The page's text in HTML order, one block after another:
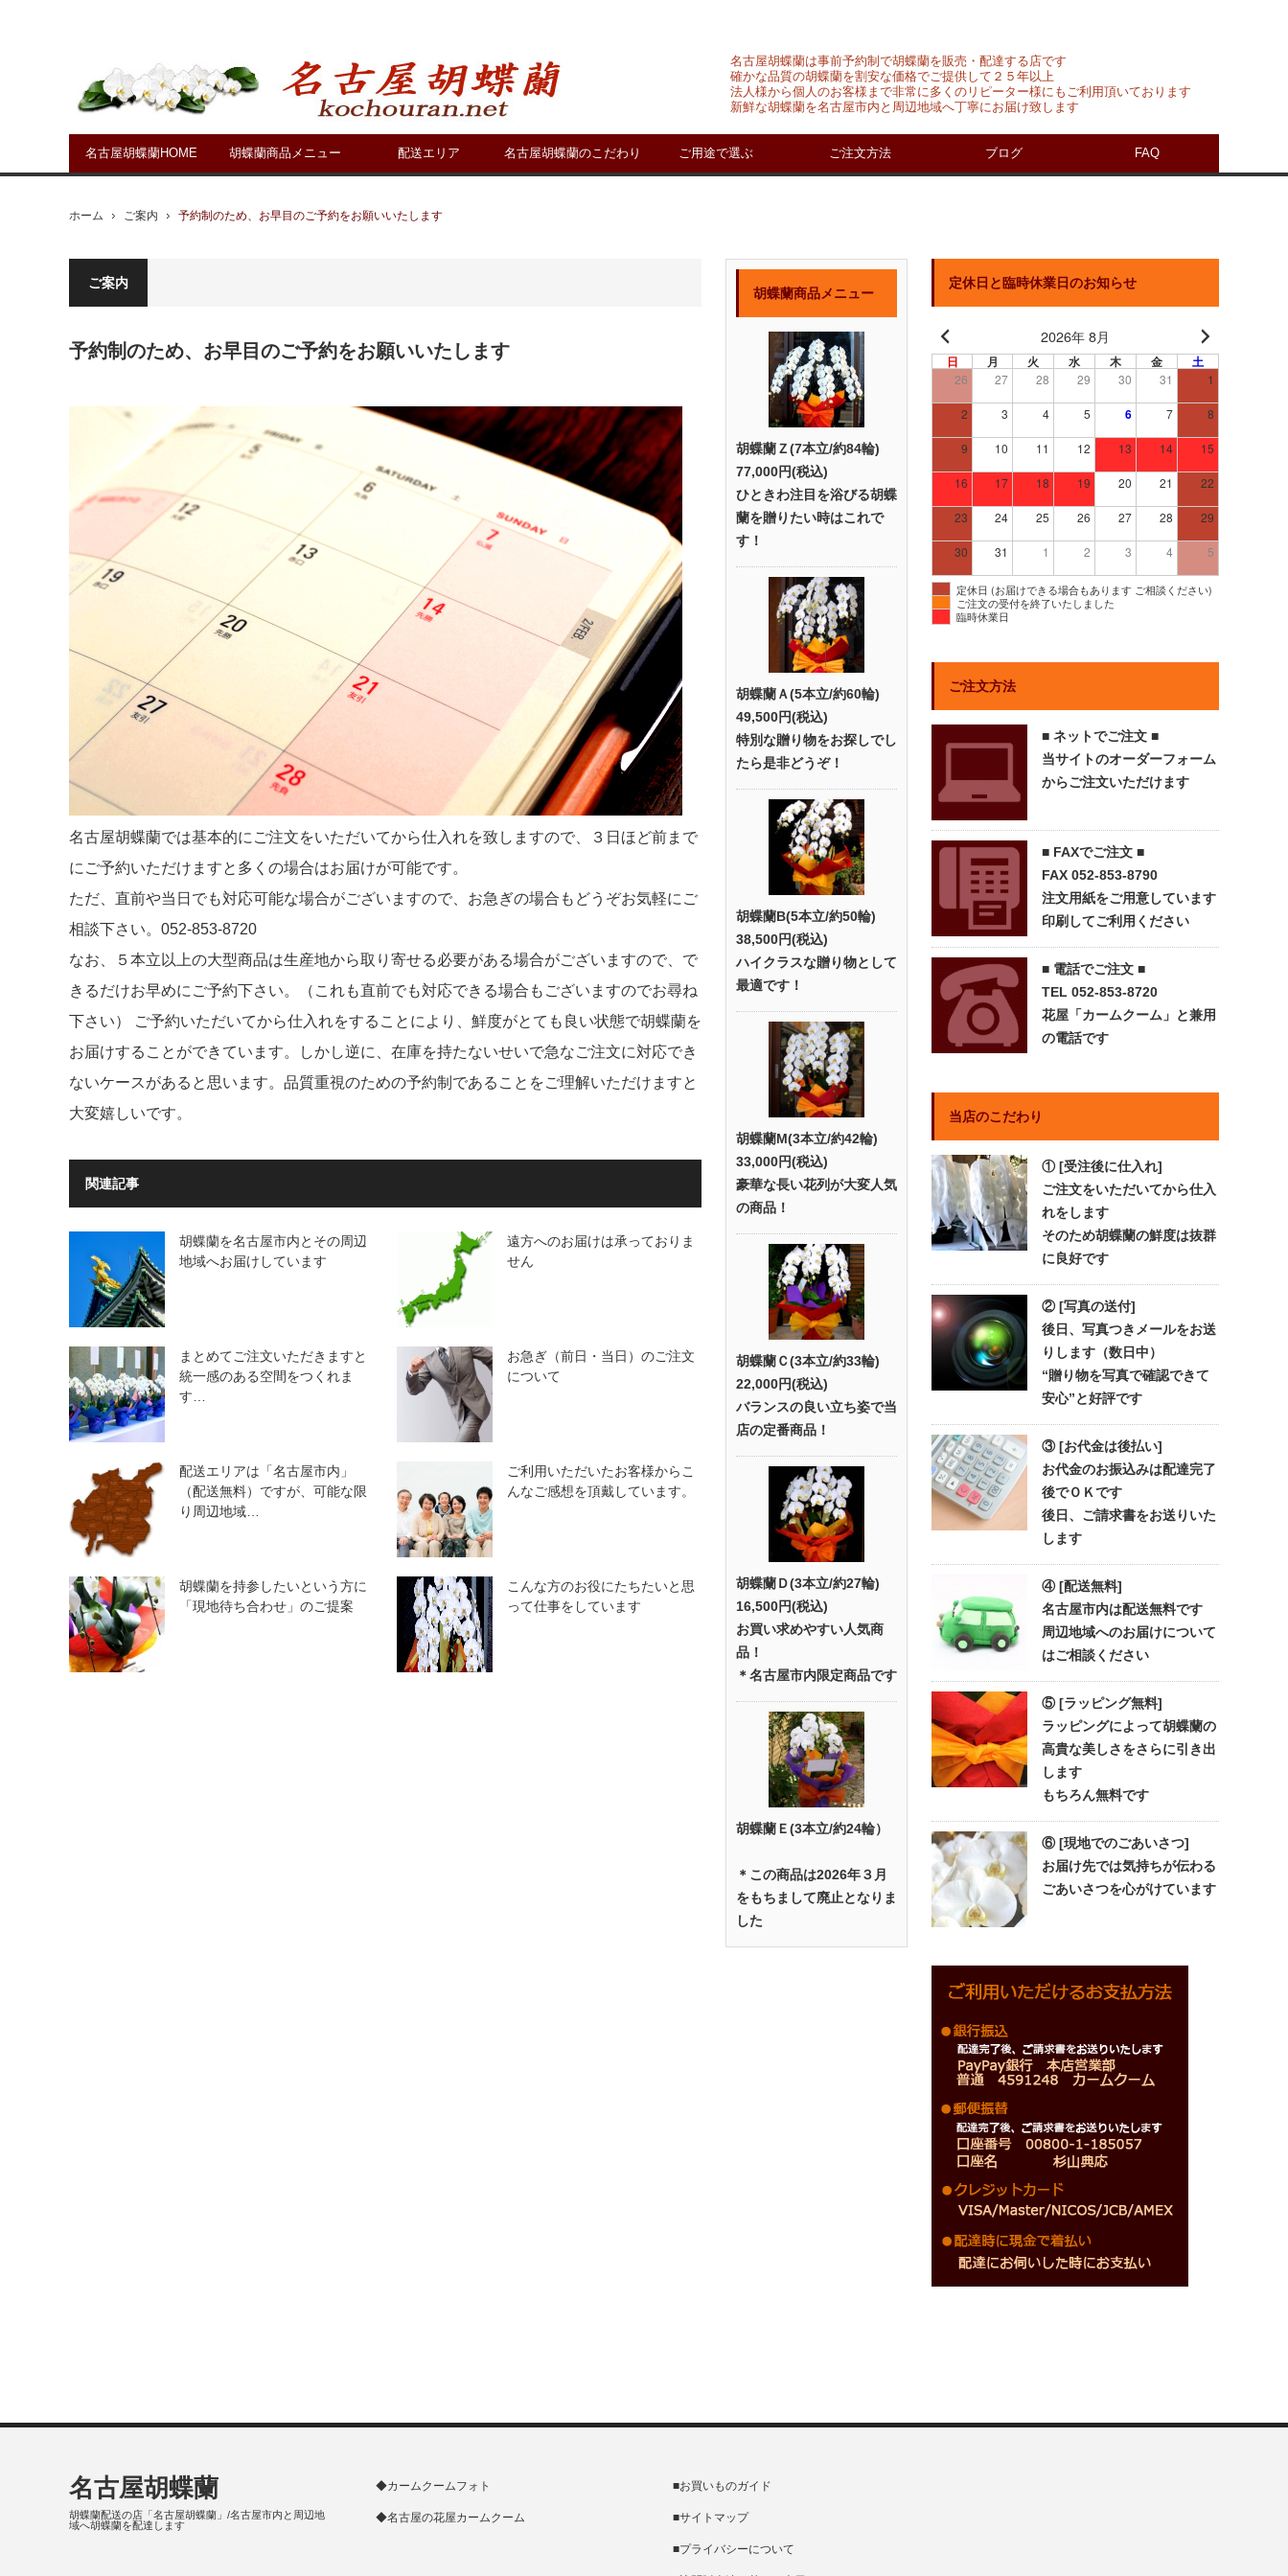
名古屋胡蝶蘭HOME 胡蝶蘭商品メニュー 配送エリア 名古屋胡蝶蘭のこだわり ご用途で選ぶ ご注文方法 ブログ FAQ
名古屋胡蝶蘭は事前予約制で胡蝶蘭を販売・配達する店です
確かな品質の胡蝶蘭を割安な価格でご提供して２５年以上
法人様から個人のお客様まで非常に多くのリピーター様にもご利用頂いております
新鮮な胡蝶蘭を名古屋市内と周辺地域へ丁寧にお届け致します
ホーム ご案内 予約制のため、お早目のご予約をお願いいたします
ご案内
予約制のため、お早目のご予約をお願いいたします
名古屋胡蝶蘭では基本的にご注文をいただいてから仕入れを致しますので、３日ほど前まで
にご予約いただけますと多くの場合はお届けが可能です。
ただ、直前や当日でも対応可能な場合がございますので、お急ぎの場合もどうぞお気軽にご
相談下さい。052-853-8720
なお、５本立以上の大型商品は生産地から取り寄せる必要がある場合がございますので、で
きるだけお早めにご予約下さい。（これも直前でも対応できる場合もございますのでお尋ね
下さい） ご予約いただいてから仕入れをすることにより、鮮度がとても良い状態で胡蝶蘭を
お届けすることができています。しかし逆に、在庫を持たないせいで急なご注文に対応でき
ないケースがあると思います。品質重視のための予約制であることをご理解いただけますと
大変嬉しいです。
関連記事
胡蝶蘭を名古屋市内とその周辺
地域へお届けしています
遠方へのお届けは承っておりま
せん
まとめてご注文いただきますと
統一感のある空間をつくれま
す…
お急ぎ（前日・当日）のご注文
について
配送エリアは「名古屋市内」
（配送無料）ですが、可能な限
り周辺地域…
ご利用いただいたお客様からこ
んなご感想を頂戴しています。
胡蝶蘭を持参したいという方に
「現地待ち合わせ」のご提案
こんな方のお役にたちたいと思
って仕事をしています
胡蝶蘭商品メニュー
胡蝶蘭Ｚ(7本立/約84輪)
77,000円(税込)
ひときわ注目を浴びる胡蝶
蘭を贈りたい時はこれで
す！
胡蝶蘭Ａ(5本立/約60輪)
49,500円(税込)
特別な贈り物をお探しでし
たら是非どうぞ！
胡蝶蘭B(5本立/約50輪)
38,500円(税込)
ハイクラスな贈り物として
最適です！
胡蝶蘭M(3本立/約42輪)
33,000円(税込)
豪華な長い花列が大変人気
の商品！
胡蝶蘭Ｃ(3本立/約33輪)
22,000円(税込)
バランスの良い立ち姿で当
店の定番商品！
胡蝶蘭Ｄ(3本立/約27輪)
16,500円(税込)
お買い求めやすい人気商
品！
＊名古屋市内限定商品です
胡蝶蘭Ｅ(3本立/約24輪）
＊この商品は2026年３月
をもちまして廃止となりま
した
定休日と臨時休業日のお知らせ
2026年 8月
日 月 火 水 木 金 土
26 27 28 29 30 31 1
2 3 4 5 6 7 8
9 10 11 12 13 14 15
16 17 18 19 20 21 22
23 24 25 26 27 28 29
30 31 1 2 3 4 5
定休日 (お届けできる場合もあります ご相談ください)
ご注文の受付を終了いたしました
臨時休業日
ご注文方法
■ ネットでご注文 ■
当サイトのオーダーフォーム
からご注文いただけます
■ FAXでご注文 ■
FAX 052-853-8790
注文用紙をご用意しています
印刷してご利用ください
■ 電話でご注文 ■
TEL 052-853-8720
花屋「カームクーム」と兼用
の電話です
当店のこだわり
① [受注後に仕入れ]
ご注文をいただいてから仕入
れをします
そのため胡蝶蘭の鮮度は抜群
に良好です
② [写真の送付]
後日、写真つきメールをお送
りします（数日中）
“贈り物を写真で確認できて
安心”と好評です
③ [お代金は後払い]
お代金のお振込みは配達完了
後でＯＫです
後日、ご請求書をお送りいた
します
④ [配送無料]
名古屋市内は配送無料です
周辺地域へのお届けについて
はご相談ください
⑤ [ラッピング無料]
ラッピングによって胡蝶蘭の
高貴な美しさをさらに引き出
します
もちろん無料です
⑥ [現地でのごあいさつ]
お届け先では気持ちが伝わる
ごあいさつを心がけています
◆カームクームフォト
◆名古屋の花屋カームクーム
■お買いものガイド
■サイトマップ
■プライバシーについて
名古屋胡蝶蘭
胡蝶蘭配送の店「名古屋胡蝶蘭」/名古屋市内と周辺地
域へ胡蝶蘭を配達します